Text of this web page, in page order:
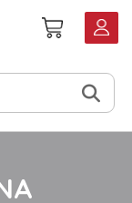
Košarica